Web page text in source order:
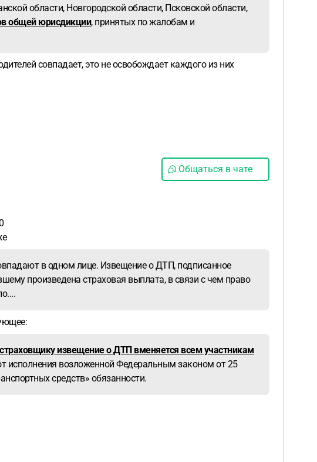
области, Новгородской области, Псковской области,
общей юрисдикции, принятых по жалобам и
совпадает, это не освобождает каждого из них
Общаться в чате
в одном лице. Извещение о ДТП, подписанное
произведена страховая выплата, в связи с чем право
извещение о ДТП вменяется всем участникам
исполнения возложенной Федеральным законом от 25
средств» обязанности.